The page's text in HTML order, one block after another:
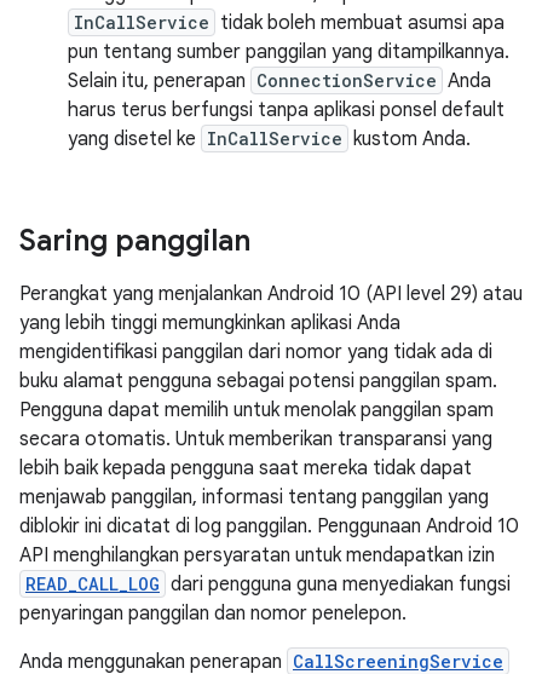
InCallService tidak boleh membuat asumsi apa
pun tentang sumber panggilan yang ditampilkannya.
Selain itu, penerapan ConnectionService Anda
harus terus berfungsi tanpa aplikasi ponsel default
yang disetel ke InCallService kustom Anda.
Saring panggilan
Perangkat yang menjalankan Android 10 (API level 29) atau
yang lebih tinggi memungkinkan aplikasi Anda
mengidentifikasi panggilan dari nomor yang tidak ada di
buku alamat pengguna sebagai potensi panggilan spam.
Pengguna dapat memilih untuk menolak panggilan spam
secara otomatis. Untuk memberikan transparansi yang
lebih baik kepada pengguna saat mereka tidak dapat
menjawab panggilan, informasi tentang panggilan yang
diblokir ini dicatat di log panggilan. Penggunaan Android 10
API menghilangkan persyaratan untuk mendapatkan izin
READ_CALL_LOG dari pengguna guna menyediakan fungsi
penyaringan panggilan dan nomor penelepon.
Anda menggunakan penerapan CallScreeningService